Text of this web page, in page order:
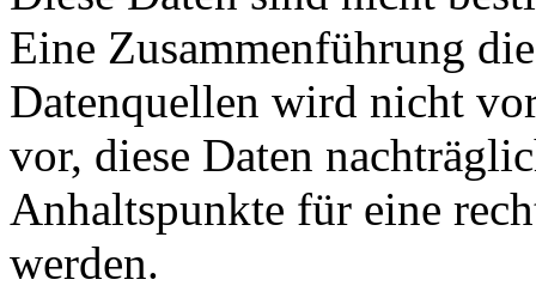
Eine Zusammenführung
Datenquellen wird nicht
vor, diese Daten
Anhaltspunkte für eine
werden.